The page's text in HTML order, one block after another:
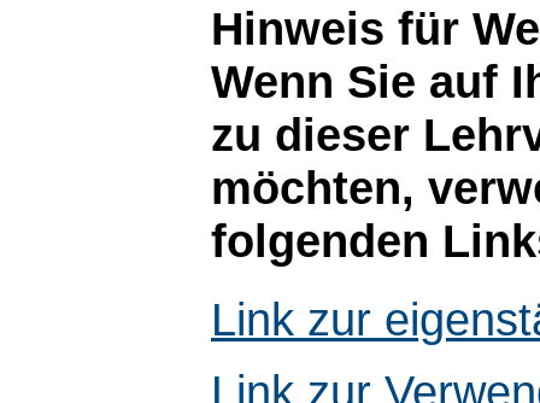
Hinweis für
Wenn Sie auf
zu dieser
möchten,
folgenden
Link zur
Link zur